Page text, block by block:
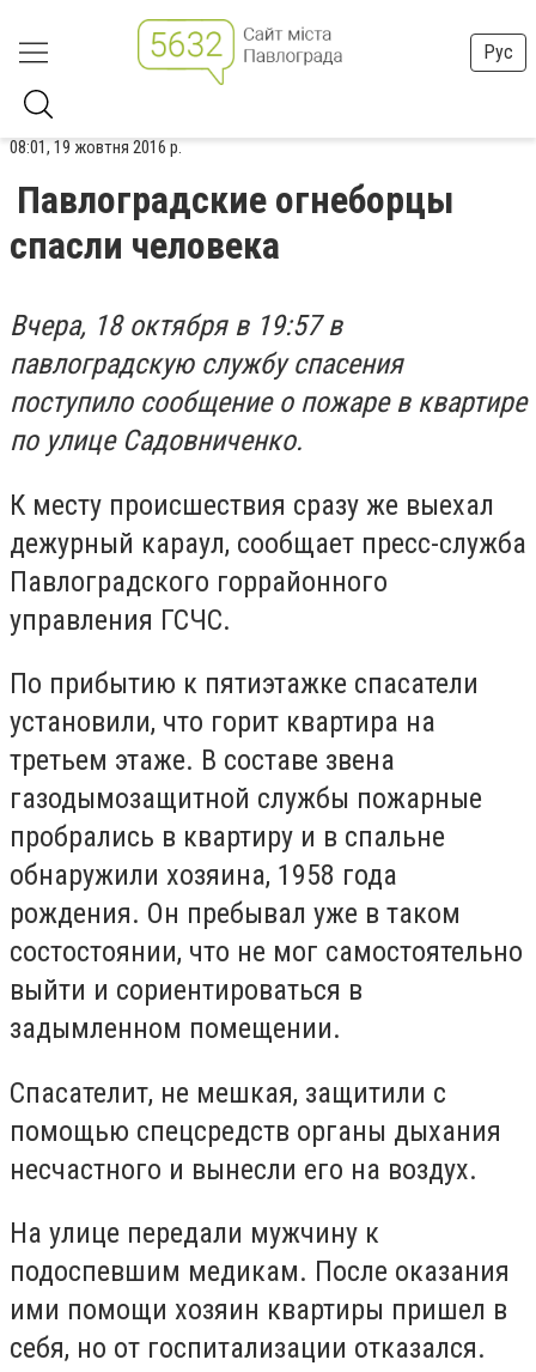
Рус
08:01, 19 жовтня 2016 р.
Павлоградские огнеборцы
спасли человека
Вчера, 18 октября в 19:57 в
павлоградскую службу спасения
поступило сообщение о пожаре в квартире
по улице Садовниченко.
К месту происшествия сразу же выехал
дежурный караул, сообщает пресс-служба
Павлоградского горрайонного
управления ГСЧС.
По прибытию к пятиэтажке спасатели
установили, что горит квартира на
третьем этаже. В составе звена
газодымозащитной службы пожарные
пробрались в квартиру и в спальне
обнаружили хозяина, 1958 года
рождения. Он пребывал уже в таком
состостоянии, что не мог самостоятельно
выйти и сориентироваться в
задымленном помещении.
Спасателит, не мешкая, защитили с
помощью спецсредств органы дыхания
несчастного и вынесли его на воздух.
На улице передали мужчину к
подоспевшим медикам. После оказания
ими помощи хозяин квартиры пришел в
себя, но от госпитализации отказался.